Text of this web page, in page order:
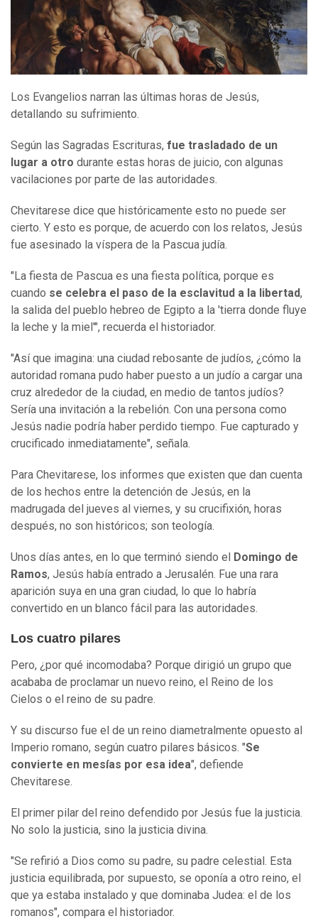
Los Evangelios narran las últimas horas de Jesús,
detallando su sufrimiento.
Según las Sagradas Escrituras, fue trasladado de un
lugar a otro durante estas horas de juicio, con algunas
vacilaciones por parte de las autoridades.
Chevitarese dice que históricamente esto no puede ser
cierto. Y esto es porque, de acuerdo con los relatos, Jesús
fue asesinado la víspera de la Pascua judía.
"La fiesta de Pascua es una fiesta política, porque es
cuando se celebra el paso de la esclavitud a la libertad,
la salida del pueblo hebreo de Egipto a la 'tierra donde fluye
la leche y la miel'", recuerda el historiador.
"Así que imagina: una ciudad rebosante de judíos, ¿cómo la
autoridad romana pudo haber puesto a un judío a cargar una
cruz alrededor de la ciudad, en medio de tantos judíos?
Sería una invitación a la rebelión. Con una persona como
Jesús nadie podría haber perdido tiempo. Fue capturado y
crucificado inmediatamente", señala.
Para Chevitarese, los informes que existen que dan cuenta
de los hechos entre la detención de Jesús, en la
madrugada del jueves al viernes, y su crucifixión, horas
después, no son históricos; son teología.
Unos días antes, en lo que terminó siendo el
Domingo de
Ramos, Jesús había entrado a Jerusalén. Fue una rara
aparición suya en una gran ciudad, lo que lo habría
convertido en un blanco fácil para las autoridades.
Los cuatro pilares
Pero, ¿por qué incomodaba? Porque dirigió un grupo que
acababa de proclamar un nuevo reino, el Reino de los
Cielos o el reino de su padre.
Y su discurso fue el de un reino diametralmente opuesto al
Imperio romano, según cuatro pilares básicos. "Se
convierte en mesías por esa idea", defiende
Chevitarese.
El primer pilar del reino defendido por Jesús fue la justicia.
No solo la justicia, sino la justicia divina.
"Se refirió a Dios como su padre, su padre celestial. Esta
justicia equilibrada, por supuesto, se oponía a otro reino, el
que ya estaba instalado y que dominaba Judea: el de los
romanos", compara el historiador.